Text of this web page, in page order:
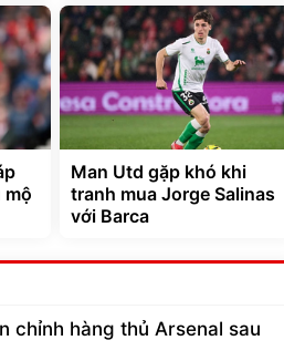
mộ
Man Utd gặp khó khi
tranh mua Jorge Salinas
với Barca
chỉnh hàng thủ Arsenal sau